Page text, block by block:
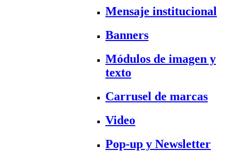
Mensaje institucional
Banners
Módulos de imagen y
texto
Carrusel de marcas
Video
Pop-up y Newsletter